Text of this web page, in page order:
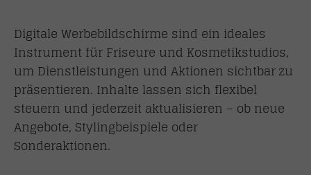
Digitale Werbebildschirme sind ein ideales
Instrument für Friseure und Kosmetikstudios,
um Dienstleistungen und Aktionen sichtbar zu
präsentieren. Inhalte lassen sich flexibel
steuern und jederzeit aktualisieren – ob neue
Angebote, Stylingbeispiele oder
Sonderaktionen.